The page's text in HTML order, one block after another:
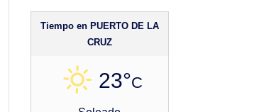
Tiempo en PUERTO DE LA
CRUZ
23°C